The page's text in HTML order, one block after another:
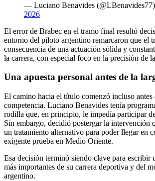
— Luciano Benavides (@LBenavides77)
2026
El error de Brabec en el tramo final resultó
entorno del piloto argentino remarcaron que el
consecuencia de una actuación sólida y
la carrera, con especial foco en la precisión de
Una apuesta personal antes de la
El camino hacia el título comenzó incluso
competencia. Luciano Benavides tenía
rodilla que, en principio, le impedía participar
Sin embargo, decidió postergar la intervención
un tratamiento alternativo para poder llegar en
exigente prueba en Medio Oriente.
Esa decisión terminó siendo clave para escribir
más importantes de su carrera deportiva y del
argentino.